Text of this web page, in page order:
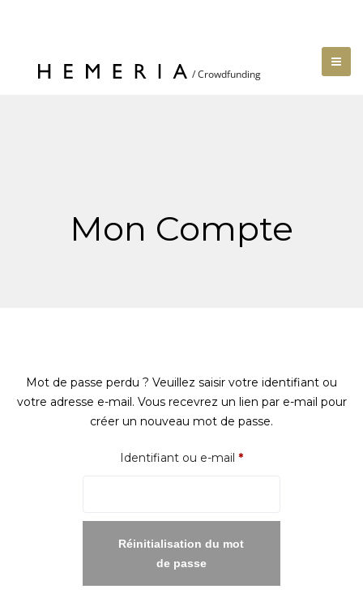
Mon Compte
Mot de passe perdu ? Veuillez saisir votre identifiant ou
votre adresse e-mail. Vous recevrez un lien par e-mail pour
créer un nouveau mot de passe.
Identifiant ou e-mail *Obligatoire
Réinitialisation du mot
de passe